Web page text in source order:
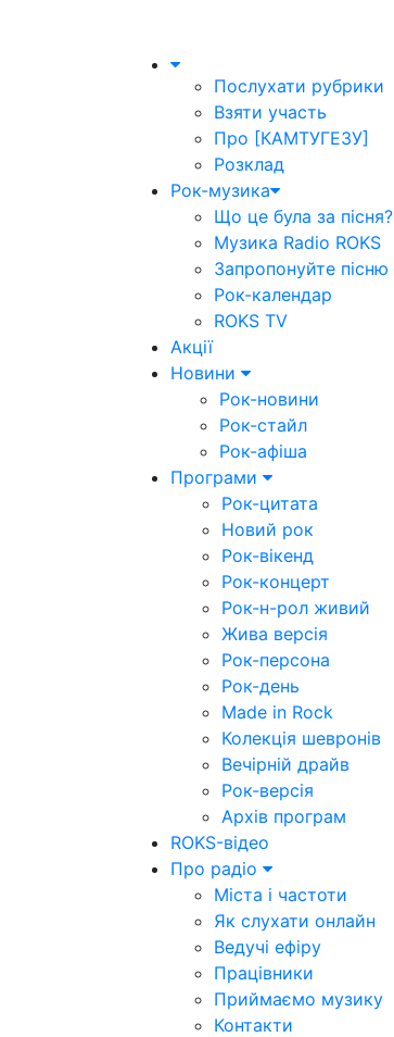
Послухати рубрики
Взяти участь
Про [КАМТУГЕЗУ]
Розклад
Рок-музика
Що це була за пісня?
Музика Radio ROKS
Запропонуйте пісню
Рок-календар
ROKS TV
Акції
Новини
Рок-новини
Рок-стайл
Рок-афіша
Програми
Рок-цитата
Новий рок
Рок-вікенд
Рок-концерт
Рок-н-рол живий
Жива версія
Рок-персона
Рок-день
Made in Rock
Колекція шевронів
Вечірній драйв
Рок-версія
Архів програм
ROKS-відео
Про радіо
Міста і частоти
Як слухати онлайн
Ведучі ефіру
Працівники
Приймаємо музику
Контакти